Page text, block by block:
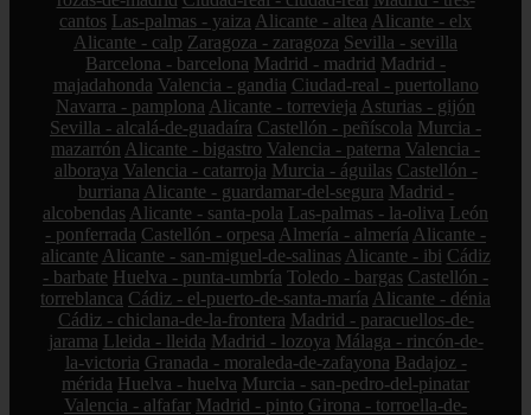
cantos Las-palmas - yaiza Alicante - altea Alicante - elx
Alicante - calp Zaragoza - zaragoza Sevilla - sevilla
Barcelona - barcelona Madrid - madrid Madrid -
majadahonda Valencia - gandia Ciudad-real - puertollano
Navarra - pamplona Alicante - torrevieja Asturias - gijón
Sevilla - alcalá-de-guadaíra Castellón - peñíscola Murcia -
mazarrón Alicante - bigastro Valencia - paterna Valencia -
alboraya Valencia - catarroja Murcia - águilas Castellón -
burriana Alicante - guardamar-del-segura Madrid -
alcobendas Alicante - santa-pola Las-palmas - la-oliva León
- ponferrada Castellón - orpesa Almería - almería Alicante -
alicante Alicante - san-miguel-de-salinas Alicante - ibi Cádiz
- barbate Huelva - punta-umbría Toledo - bargas Castellón -
torreblanca Cádiz - el-puerto-de-santa-maría Alicante - dénia
Cádiz - chiclana-de-la-frontera Madrid - paracuellos-de-
jarama Lleida - lleida Madrid - lozoya Málaga - rincón-de-
la-victoria Granada - moraleda-de-zafayona Badajoz -
mérida Huelva - huelva Murcia - san-pedro-del-pinatar
Valencia - alfafar Madrid - pinto Girona - torroella-de-